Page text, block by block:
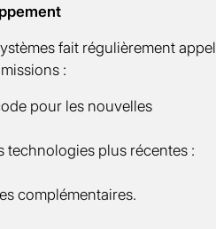
fait régulièrement appel
:
pour les nouvelles
technologies plus récentes :
complémentaires.